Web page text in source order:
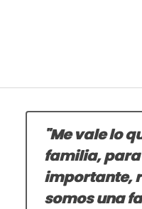
"Me vale lo
familia, para
importante,
somos una